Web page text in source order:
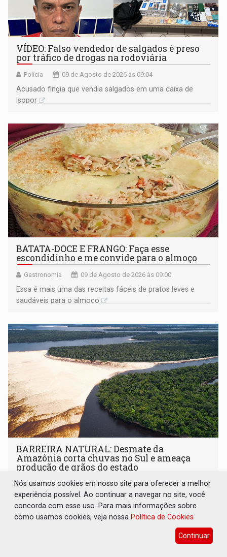
VÍDEO: Falso vendedor de salgados é preso
por tráfico de drogas na rodoviária
Polícia 09 de Agosto de 2026 às 09:04
Acusado fingia que vendia salgados em uma caixa de
isopor
BATATA-DOCE E FRANGO: Faça esse
escondidinho e me convide para o almoço
Gastronomia 09 de Agosto de 2026 às 09:00
Essa é mais uma das receitas fáceis de pratos leves e
saudáveis para o almoço
BARREIRA NATURAL: Desmate da
Amazônia corta chuvas no Sul e ameaça
produção de grãos do estado
Geral 09 de Agosto de 2026 às 08:00
Esse sistema de circulação atmosférica transporta
corredores de umidade para o Sul do Brasil
Nós usamos cookies em nosso site para oferecer a melhor
experiência possível. Ao continuar a navegar no site, você
concorda com esse uso. Para mais informações sobre
como usamos cookies, veja nossa Política de Cookies
Continuar